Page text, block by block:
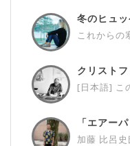
冬のヒュ
これからの
クリスト
[日本語] こ
「エアー
加藤 比呂